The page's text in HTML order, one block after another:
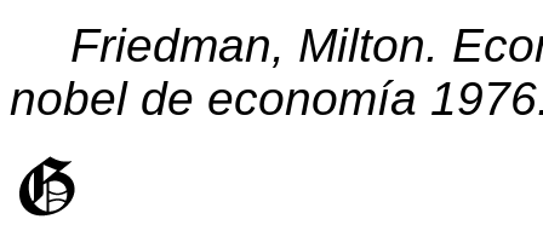
Friedman, Milton.
nobel de economía